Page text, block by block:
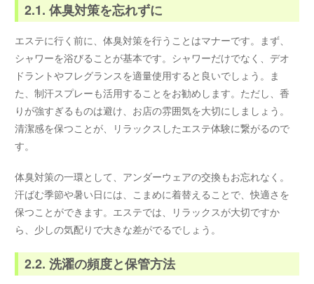
2.1. 体臭対策を忘れずに
エステに行く前に、体臭対策を行うことはマナーです。まず、
シャワーを浴びることが基本です。シャワーだけでなく、デオ
ドラントやフレグランスを適量使用すると良いでしょう。ま
た、制汗スプレーも活用することをお勧めします。ただし、香
りが強すぎるものは避け、お店の雰囲気を大切にしましょう。
清潔感を保つことが、リラックスしたエステ体験に繋がるので
す。
体臭対策の一環として、アンダーウェアの交換もお忘れなく。
汗ばむ季節や暑い日には、こまめに着替えることで、快適さを
保つことができます。エステでは、リラックスが大切ですか
ら、少しの気配りで大きな差がでるでしょう。
2.2. 洗濯の頻度と保管方法